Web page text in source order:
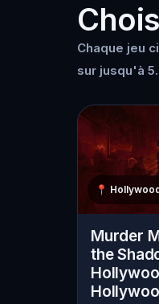
Chaque jeu
sur jusqu'à 5.
📍
Murder
the